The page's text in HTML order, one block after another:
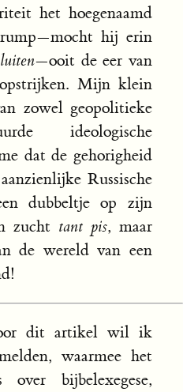
het hoegenaamd
hij erin
—ooit de eer van
Mijn klein
zowel geopolitieke
ideologische
dat de gehorigheid
Russische
dubbeltje op zijn
zucht tant pis, maar
de wereld van een
dit artikel wil ik
waarmee het
bijbelexegese,